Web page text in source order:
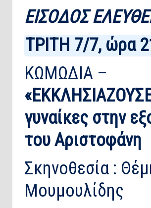
ΕΙΣΟΔΟΣ
ΤΡΙΤΗ 7/7, ώρα
ΚΩΜΩΔΙΑ –
γυναίκες στην
του Αριστοφάνη
Σκηνοθεσία :
Μουμουλίδης